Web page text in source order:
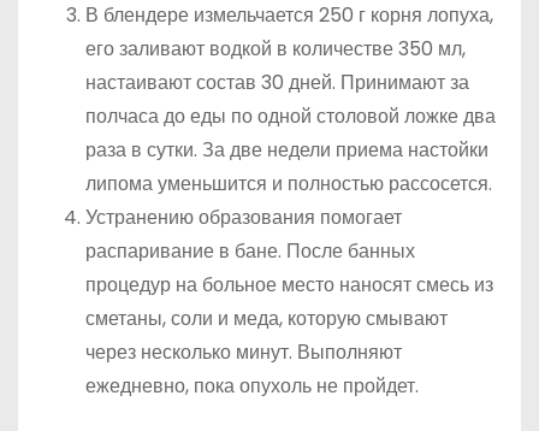
В блендере измельчается 250 г корня лопуха,
его заливают водкой в количестве 350 мл,
настаивают состав 30 дней. Принимают за
полчаса до еды по одной столовой ложке два
раза в сутки. За две недели приема настойки
липома уменьшится и полностью рассосется.
Устранению образования помогает
распаривание в бане. После банных
процедур на больное место наносят смесь из
сметаны, соли и меда, которую смывают
через несколько минут. Выполняют
ежедневно, пока опухоль не пройдет.